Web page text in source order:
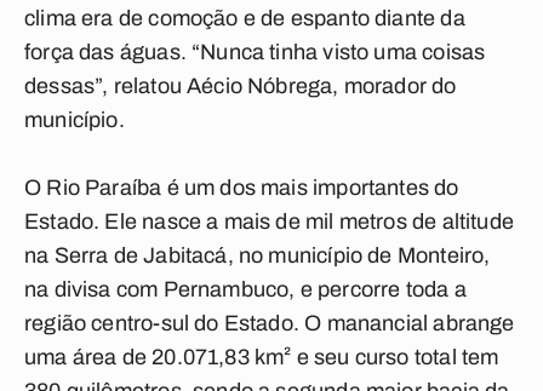
clima era de comoção e de espanto diante da
força das águas. “Nunca tinha visto uma coisas
dessas”, relatou Aécio Nóbrega, morador do
município.
O Rio Paraíba é um dos mais importantes do
Estado. Ele nasce a mais de mil metros de altitude
na Serra de Jabitacá, no município de Monteiro,
na divisa com Pernambuco, e percorre toda a
região centro-sul do Estado. O manancial abrange
uma área de 20.071,83 km² e seu curso total tem